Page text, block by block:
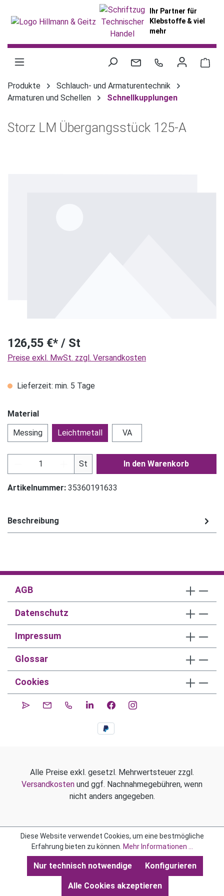
Ihr Partner für
Klebstoffe & viel
mehr
Produkte
Schlauch- und Armaturentechnik
Armaturen und Schellen
Schnellkupplungen
Storz LM Übergangsstück 125-A
126,55 €* / St
Preise exkl. MwSt. zzgl. Versandkosten
Lieferzeit: min. 5 Tage
Material
Messing
Leichtmetall VA
Produkt Anzahl: Gib den gewünschten Wert
St In den Warenkorb
Artikelnummer: 35360191633
Beschreibung
AGB
Datenschutz
Impressum
Glossar
Cookies
Alle Preise exkl. gesetzl. Mehrwertsteuer zzgl.
Versandkosten und ggf. Nachnahmegebühren, wenn
nicht anders angegeben.
Diese Website verwendet Cookies, um eine bestmögliche
Erfahrung bieten zu können. Mehr Informationen ...
Nur technisch notwendige Konfigurieren
Alle Cookies akzeptieren